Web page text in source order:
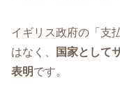
イギリス政府の「支
はなく、
国家として
表明です。